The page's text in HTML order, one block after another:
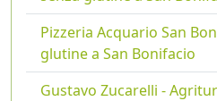
Pizzeria Acquario San
glutine a San Bonifacio
Gustavo Zucarelli -